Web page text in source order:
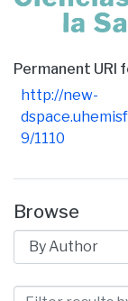
Permanent URI
http://new-
9/1110
Browse